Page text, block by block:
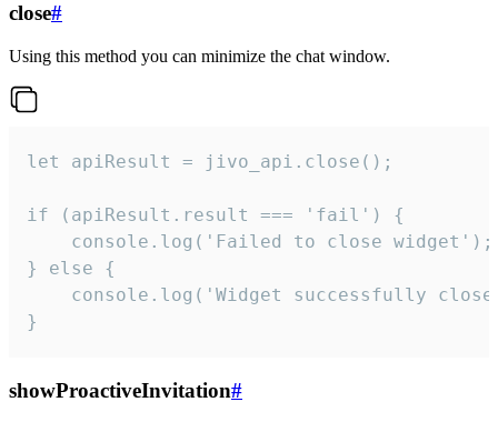
close#
Using this method you can minimize the chat window.
let apiResult = jivo_api.close();
if (apiResult.result === 'fail') {
    console.log('Failed to close widget');
} else {
console.log('Widget successfully
}
showProactiveInvitation#